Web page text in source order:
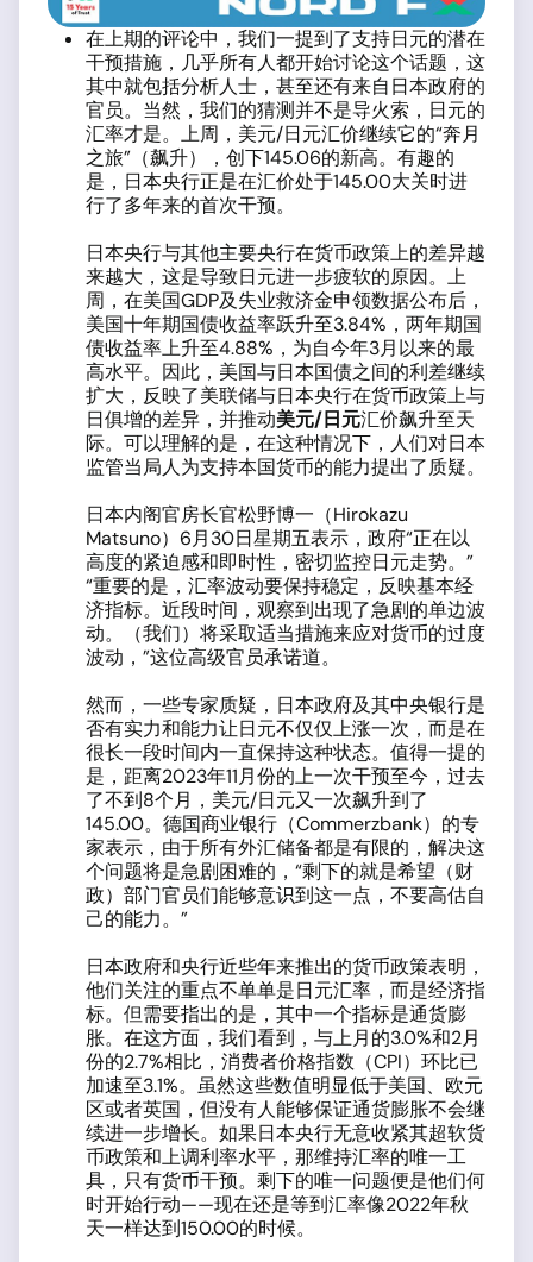
在上期的评论中，我们一提到了支持日元的潜在
干预措施，几乎所有人都开始讨论这个话题，这
其中就包括分析人士，甚至还有来自日本政府的
官员。当然，我们的猜测并不是导火索，日元的
汇率才是。上周，美元/日元汇价继续它的“奔月
之旅”（飙升），创下145.06的新高。有趣的
是，日本央行正是在汇价处于145.00大关时进
行了多年来的首次干预。
日本央行与其他主要央行在货币政策上的差异越
来越大，这是导致日元进一步疲软的原因。上
周，在美国GDP及失业救济金申领数据公布后，
美国十年期国债收益率跃升至3.84%，两年期国
债收益率上升至4.88%，为自今年3月以来的最
高水平。因此，美国与日本国债之间的利差继续
扩大，反映了美联储与日本央行在货币政策上与
日俱增的差异，并推动美元/日元汇价飙升至天
际。可以理解的是，在这种情况下，人们对日本
监管当局人为支持本国货币的能力提出了质疑。
日本内阁官房长官松野博一（Hirokazu
Matsuno）6月30日星期五表示，政府“正在以
高度的紧迫感和即时性，密切监控日元走势。”
“重要的是，汇率波动要保持稳定，反映基本经
济指标。近段时间，观察到出现了急剧的单边波
动。（我们）将采取适当措施来应对货币的过度
波动，”这位高级官员承诺道。
然而，一些专家质疑，日本政府及其中央银行是
否有实力和能力让日元不仅仅上涨一次，而是在
很长一段时间内一直保持这种状态。值得一提的
是，距离2023年11月份的上一次干预至今，过去
了不到8个月，美元/日元又一次飙升到了
145.00。德国商业银行（Commerzbank）的专
家表示，由于所有外汇储备都是有限的，解决这
个问题将是急剧困难的，“剩下的就是希望（财
政）部门官员们能够意识到这一点，不要高估自
己的能力。”
日本政府和央行近些年来推出的货币政策表明，
他们关注的重点不单单是日元汇率，而是经济指
标。但需要指出的是，其中一个指标是通货膨
胀。在这方面，我们看到，与上月的3.0%和2月
份的2.7%相比，消费者价格指数（CPI）环比已
加速至3.1%。虽然这些数值明显低于美国、欧元
区或者英国，但没有人能够保证通货膨胀不会继
续进一步增长。如果日本央行无意收紧其超软货
币政策和上调利率水平，那维持汇率的唯一工
具，只有货币干预。剩下的唯一问题便是他们何
时开始行动——现在还是等到汇率像2022年秋
天一样达到150.00的时候。